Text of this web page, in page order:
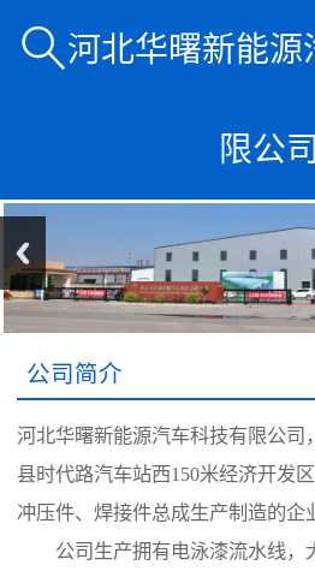
 河北华曙新能源
限公司
公司简介
河北华曙新能源汽车科技有限公司
县时代路汽车站西150米经济开发
冲压件、焊接件总成生产制造的企
公司生产拥有电泳漆流水线，大